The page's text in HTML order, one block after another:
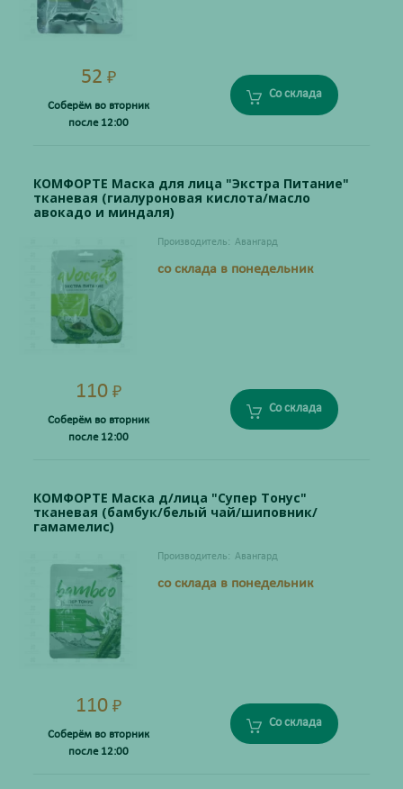
52 ₽
Соберём во вторник
после 12:00
Со склада
КОМФОРТЕ Маска для лица "Экстра Питание"
тканевая (гиалуроновая кислота/масло
авокадо и миндаля)
Производитель: Авангард
со склада в понедельник
110 ₽
Соберём во вторник
после 12:00
Со склада
КОМФОРТЕ Маска д/лица "Супер Тонус"
тканевая (бамбук/белый чай/шиповник/
гамамелис)
Производитель: Авангард
со склада в понедельник
110 ₽
Соберём во вторник
после 12:00
Со склада